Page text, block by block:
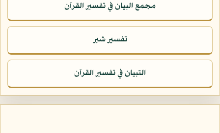
مجمع البيان في تفسير القرآن
تفسير شبر
التبيان في تفسير القرآن